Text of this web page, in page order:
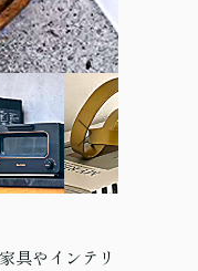
具やインテリ